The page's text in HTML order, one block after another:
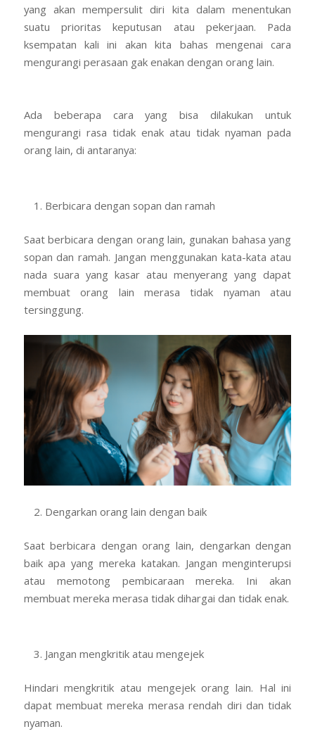
yang akan mempersulit diri kita dalam menentukan
suatu prioritas keputusan atau pekerjaan. Pada
ksempatan kali ini akan kita bahas mengenai cara
mengurangi perasaan gak enakan dengan orang lain.
Ada beberapa cara yang bisa dilakukan untuk
mengurangi rasa tidak enak atau tidak nyaman pada
orang lain, di antaranya:
Berbicara dengan sopan dan ramah
Saat berbicara dengan orang lain, gunakan bahasa yang
sopan dan ramah. Jangan menggunakan kata-kata atau
nada suara yang kasar atau menyerang yang dapat
membuat orang lain merasa tidak nyaman atau
tersinggung.
Dengarkan orang lain dengan baik
Saat berbicara dengan orang lain, dengarkan dengan
baik apa yang mereka katakan. Jangan menginterupsi
atau memotong pembicaraan mereka. Ini akan
membuat mereka merasa tidak dihargai dan tidak enak.
Jangan mengkritik atau mengejek
Hindari mengkritik atau mengejek orang lain. Hal ini
dapat membuat mereka merasa rendah diri dan tidak
nyaman.